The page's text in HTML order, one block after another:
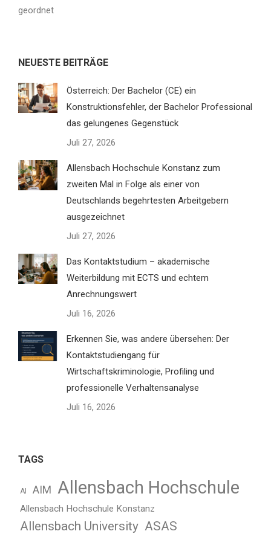
geordnet
NEUESTE BEITRÄGE
Österreich: Der Bachelor (CE) ein
Konstruktionsfehler, der Bachelor Professional
das gelungenes Gegenstück
Juli 27, 2026
Allensbach Hochschule Konstanz zum
zweiten Mal in Folge als einer von
Deutschlands begehrtesten Arbeitgebern
ausgezeichnet
Juli 27, 2026
Das Kontaktstudium – akademische
Weiterbildung mit ECTS und echtem
Anrechnungswert
Juli 16, 2026
Erkennen Sie, was andere übersehen: Der
Kontaktstudiengang für
Wirtschaftskriminologie, Profiling und
professionelle Verhaltensanalyse
Juli 16, 2026
TAGS
AI AIM Allensbach Hochschule
Allensbach Hochschule Konstanz
Allensbach University ASAS